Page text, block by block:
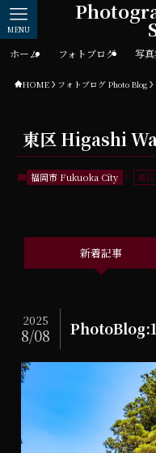
MENU
ホーム フォトブログ 写
HOME フォトブログ Photo Blog
東区 Higashi
福岡市 Fukuoka City 東
新着記事
2025
8/08